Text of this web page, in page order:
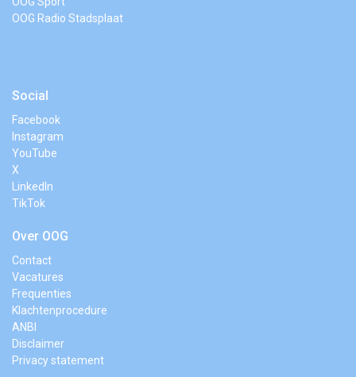
OOG Radio Stadsplaat
Social
Facebook
Instagram
YouTube
X
LinkedIn
TikTok
Over OOG
Contact
Vacatures
Frequenties
Klachtenprocedure
ANBI
Disclaimer
Privacy statement